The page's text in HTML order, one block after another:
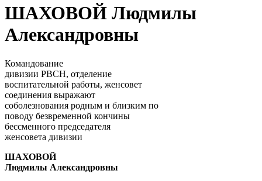
ШАХОВОЙ Людмилы
Александровны
Командование
дивизии РВСН, отделение
воспитательной работы, женсовет
соединения выражают
соболезнования родным и близким по
поводу безвременной кончины
бессменного председателя
женсовета дивизии
ШАХОВОЙ
Людмилы Александровны